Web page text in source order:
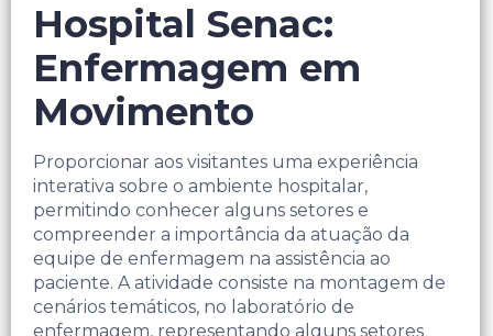
Hospital Senac:
Enfermagem em
Movimento
Proporcionar aos visitantes uma experiência
interativa sobre o ambiente hospitalar,
permitindo conhecer alguns setores e
compreender a importância da atuação da
equipe de enfermagem na assistência ao
paciente.​ A atividade consiste na montagem de
cenários temáticos, no laboratório de
enfermagem, representando alguns setores